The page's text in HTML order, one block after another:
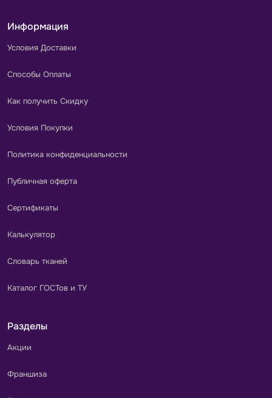
Информация
Условия Доставки
Способы Оплаты
Как получить Скидку
Условия Покупки
Политика конфиденциальности
Публичная оферта
Сертификаты
Калькулятор
Словарь тканей
Каталог ГОСТов и ТУ
Разделы
Акции
Франшиза